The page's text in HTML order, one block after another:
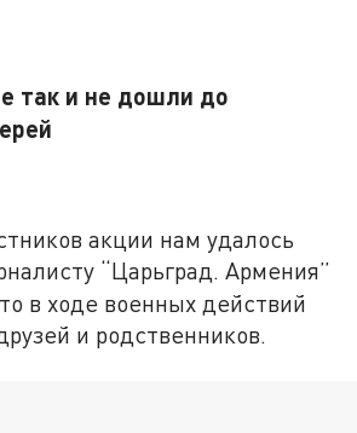
так и не дошли до
акции нам удалось
“Царьград. Армения”
в ходе военных действий
и родственников.